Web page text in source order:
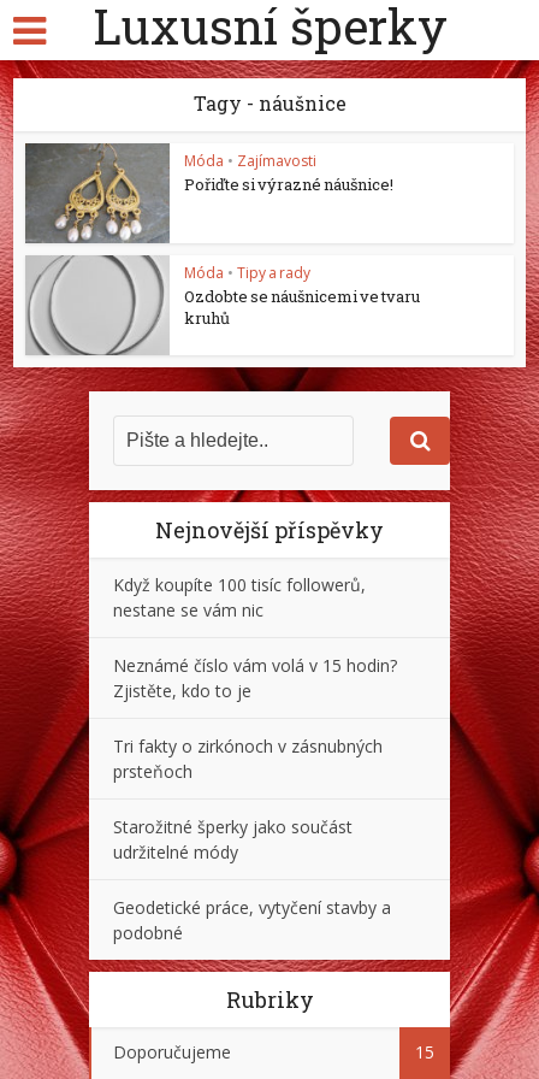
Luxusní šperky
Tagy - náušnice
Móda • Zajímavosti
Pořiďte si výrazné náušnice!
Móda • Tipy a rady
Ozdobte se náušnicemi ve tvaru
kruhů
Nejnovější příspěvky
Když koupíte 100 tisíc followerů,
nestane se vám nic
Neznámé číslo vám volá v 15 hodin?
Zjistěte, kdo to je
Tri fakty o zirkónoch v zásnubných
prsteňoch
Starožitné šperky jako součást
udržitelné módy
Geodetické práce, vytyčení stavby a
podobné
Rubriky
Doporučujeme 15